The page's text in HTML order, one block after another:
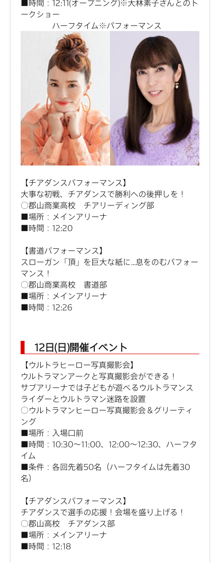
■時間：12:11(オープニング)※大林素子さんとのト
ークショー
ハーフタイム※パフォーマンス
【チアダンスパフォーマンス】
大事な初戦、チアダンスで勝利への後押しを！
○郡山商業高校 チアリーディング部
■場所：メインアリーナ
■時間：12:20
【書道パフォーマンス】
スローガン「頂」を巨大な紙に…息をのむパフォー
マンス！
○郡山商業高校 書道部
■場所：メインアリーナ
■時間：12:26
12日(日)開催イベント
【ウルトラヒーロー写真撮影会】
ウルトラマンアークと写真撮影会ができる！
サブアリーナでは子どもが遊べるウルトラマンス
ライダーとウルトラマン迷路を設置
○ウルトラマンヒーロー写真撮影会＆グリーティ
ング
■場所：入場口前
■時間：10:30～11:00、12:00～12:30、ハーフタ
イム
■条件：各回先着50名（ハーフタイムは先着30
名）
【チアダンスパフォーマンス】
チアダンスで選手の応援！会場を盛り上げる！
○郡山高校 チアダンス部
■場所：メインアリーナ
■時間：12:18